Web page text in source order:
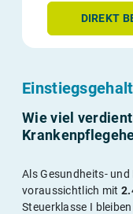
DIREKT
Einstiegsgehalt
Wie viel
Als Gesundheits-
voraussichtlich mit
Steuerklasse I